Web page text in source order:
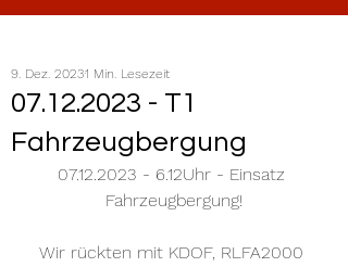
07.12.2023 - T1
Fahrzeugbergung
9. Dez. 20231 Min. Lesezeit
07.12.2023 - 6.12Uhr - Einsatz
Fahrzeugbergung!
Wir rückten mit KDOF, RLFA2000